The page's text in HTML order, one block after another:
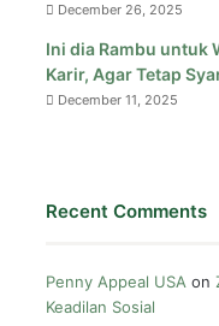
December 26, 2025
Ini dia Rambu untuk
Karir, Agar Tetap
December 11, 2025
Recent Comments
Penny Appeal USA on
Keadilan Sosial